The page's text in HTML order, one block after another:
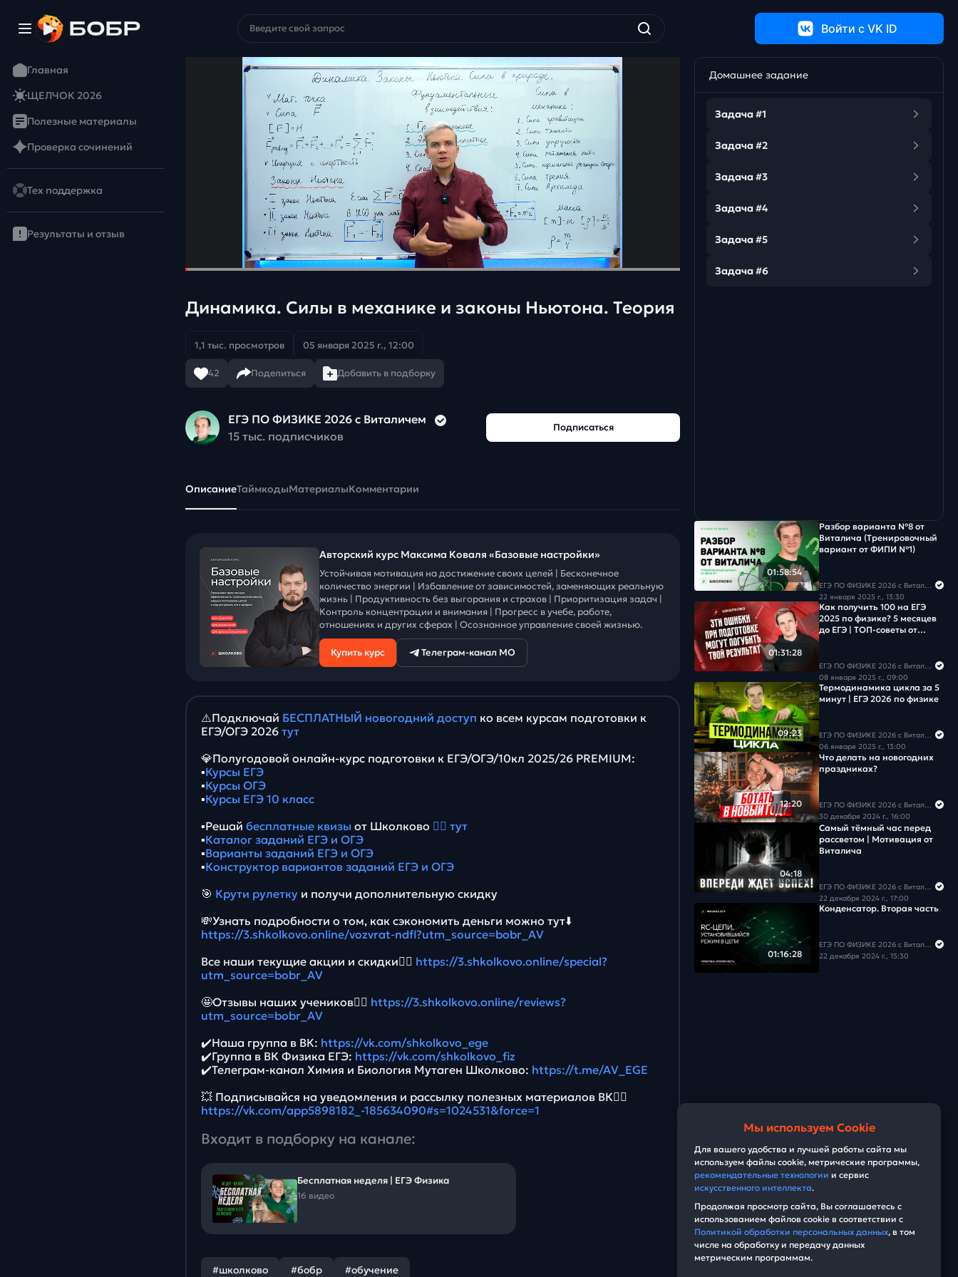
Войти c VK ID
Главная
ЩЕЛЧОК 2026
Полезные материалы
Проверка сочинений
Тех поддержка
Результаты и отзыв
Динамика. Силы в механике и законы Ньютона. Теория
1,1 тыс. просмотров 05 января 2025 г., 12:00
42 Поделиться Добавить в подборку
ЕГЭ ПО ФИЗИКЕ 2026 с Виталичем
15 тыс. подписчиков
Подписаться
ОписаниеТаймкодыМатериалыКомментарии
Авторский курс Максима Коваля «Базовые настройки»
Устойчивая мотивация на достижение своих целей | Бесконечное
количество энергии | Избавление от зависимостей, заменяющих реальную
жизнь | Продуктивность без выгорания и страхов | Приоритизация задач |
Контроль концентрации и внимания | Прогресс в учебе, работе,
отношениях и других сферах | Осознанное управление своей жизнью.
Купить курс Телеграм-канал МО
⚠️Подключай БЕСПЛАТНЫЙ новогодний доступ ко всем курсам подготовки к
ЕГЭ/ОГЭ 2026 тут
💎Полугодовой онлайн-курс подготовки к ЕГЭ/ОГЭ/10кл 2025/26 PREMIUM:
▪️Курсы ЕГЭ
▪️Курсы ОГЭ
▪️Курсы ЕГЭ 10 класс
▪️Решай бесплатные квизы от Школково 👉🏻 тут
▪️Каталог заданий ЕГЭ и ОГЭ
▪️Варианты заданий ЕГЭ и ОГЭ
▪️Конструктор вариантов заданий ЕГЭ и ОГЭ
🎯 Крути рулетку и получи дополнительную скидку
💸Узнать подробности о том, как сэкономить деньги можно тут⬇️
https://3.shkolkovo.online/vozvrat-ndfl?utm_source=bobr_AV
Все наши текущие акции и скидки👉🏻 https://3.shkolkovo.online/special?
utm_source=bobr_AV
🤩Отзывы наших учеников👉🏻 https://3.shkolkovo.online/reviews?
utm_source=bobr_AV
✔️Наша группа в ВК: https://vk.com/shkolkovo_ege
✔️Группа в ВК Физика ЕГЭ: https://vk.com/shkolkovo_fiz
✔️Телеграм-канал Химия и Биология Мутаген Школково: https://t.me/AV_EGE
💥 Подписывайся на уведомления и рассылку полезных материалов ВК👉🏻
https://vk.com/app5898182_-185634090#s=1024531&force=1
Входит в подборку на канале:
Бесплатная неделя | ЕГЭ Физика
16 видео
#школково #бобр #обучение
Домашнее задание
Задача #1
Задача #2
Задача #3
Задача #4
Задача #5
Задача #6
01:58:54
Разбор варианта №8 от
Виталича (Тренировочный
вариант от ФИПИ №1)
ЕГЭ ПО ФИЗИКЕ 2026 с Виталичем
22 января 2025 г., 13:30
01:31:28
Как получить 100 на ЕГЭ
2025 по физике? 5 месяцев
до ЕГЭ | ТОП-советы от
ЕГЭ ПО ФИЗИКЕ 2026 с Виталичем
08 января 2025 г., 09:00
09:23
Термодинамика цикла за 5
минут | ЕГЭ 2026 по физике
ЕГЭ ПО ФИЗИКЕ 2026 с Виталичем
06 января 2025 г., 13:00
12:20
Что делать на новогодних
праздниках?
ЕГЭ ПО ФИЗИКЕ 2026 с Виталичем
30 декабря 2024 г., 16:00
04:18
Самый тёмный час перед
рассветом | Мотивация от
Виталича
ЕГЭ ПО ФИЗИКЕ 2026 с Виталичем
22 декабря 2024 г., 17:00
01:16:28
Конденсатор. Вторая часть
ЕГЭ ПО ФИЗИКЕ 2026 с Виталичем
22 декабря 2024 г., 15:30
Мы используем Cookie
Для вашего удобства и лучшей работы сайта мы
используем файлы cookie, метрические программы,
рекомендательные технологии и сервис
искусственного интеллекта.
Продолжая просмотр сайта, Вы соглашаетесь с
использованием файлов cookie в соответствии с
Политикой обработки персональных данных, в том
числе на обработку и передачу данных
метрическим программам.